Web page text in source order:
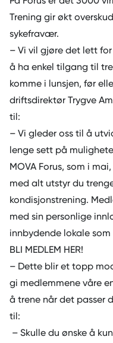
Trening gir økt
sykefravær.
– Vi vil gjøre det lett
å ha enkel tilgang til
komme i lunsjen, før
driftsdirektør Trygve
til:
– Vi gleder oss til å
lenge sett på
MOVA Forus, som i
med alt utstyr du
kondisjonstrening.
med sin personlige
innbydende lokale som
BLI MEDLEM HER!
– Dette blir et topp
gi medlemmene våre
å trene når det passer
til:
– Skulle du ønske å